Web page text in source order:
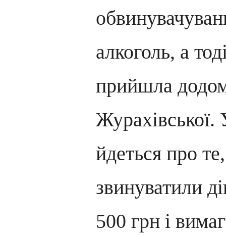
алкоголь, а
прийшла
Журахівської.
йдеться про
звинуватили
500 грн і